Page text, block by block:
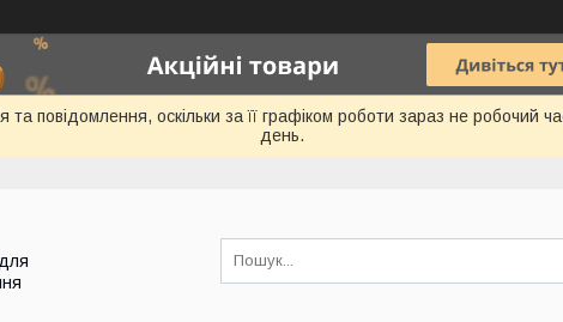
повідомлення, оскільки за її графіком роботи зараз не
день.